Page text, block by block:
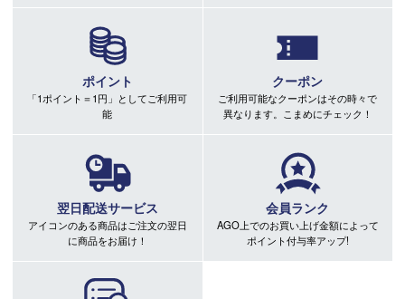
ポイント
「1ポイント＝1円」としてご利用可
能
クーポン
ご利用可能なクーポンはその時々で
異なります。こまめにチェック！
翌日配送サービス
アイコンのある商品はご注文の翌日
に商品をお届け！
会員ランク
AGO上でのお買い上げ金額によって
ポイント付与率アップ!